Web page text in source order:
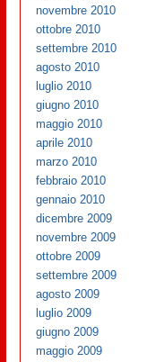
novembre 2010
ottobre 2010
settembre 2010
agosto 2010
luglio 2010
giugno 2010
maggio 2010
aprile 2010
marzo 2010
febbraio 2010
gennaio 2010
dicembre 2009
novembre 2009
ottobre 2009
settembre 2009
agosto 2009
luglio 2009
giugno 2009
maggio 2009